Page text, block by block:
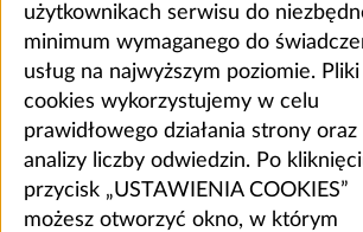
użytkownikach serwisu do
minimum wymaganego do
usług na najwyższym poziomie. Pliki
cookies wykorzystujemy w celu
prawidłowego działania strony oraz
analizy liczby odwiedzin. Po
przycisk „USTAWIENIA COOKIES”
możesz otworzyć okno, w którym